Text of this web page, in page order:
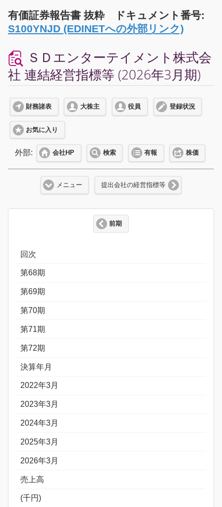
有価証券報告書 抜粋 ドキュメント番号:
S100YNJD (EDINETへの外部リンク)
ＳＤエンターテイメント株式会
社 連結経営指標等 (2026年3月期)
財務諸表 大株主 役員 登録状況
お気に入り
外部: 会社HP 検索 有報 株価
メニュー 提出会社の経営指標等
前期
回次
第68期
第69期
第70期
第71期
第72期
決算年月
2022年3月
2023年3月
2024年3月
2025年3月
2026年3月
売上高
(千円)